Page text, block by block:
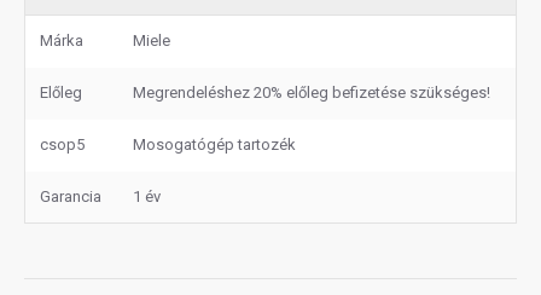
Márka Miele
Előleg Megrendeléshez 20% előleg befizetése szükséges!
csop5 Mosogatógép tartozék
Garancia 1 év